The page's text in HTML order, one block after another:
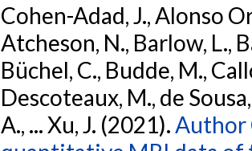
Cohen-Adad, J., Alonso
Atcheson, N., Barlow, L.,
Büchel, C., Budde, M.,
Descoteaux, M., de
A., ... Xu, J. (2021).Author